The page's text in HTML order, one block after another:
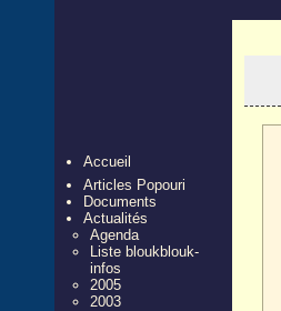
Accueil
Articles Popouri
Documents
Actualités
Agenda
Liste bloukblouk-
infos
2005
2003